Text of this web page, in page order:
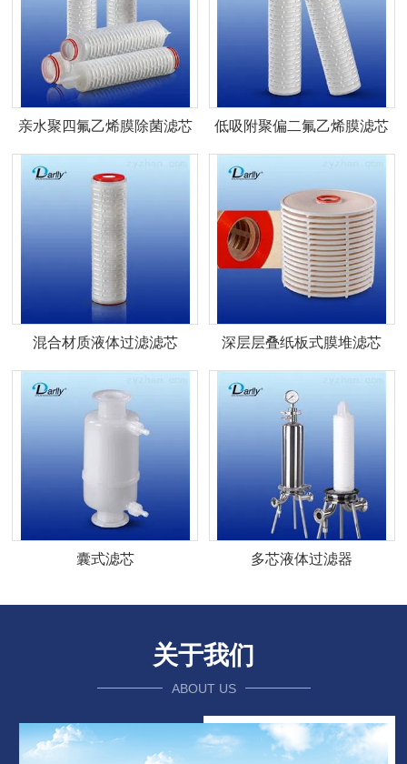
亲水聚四氟乙烯膜除菌滤芯 低吸附聚偏二氟乙烯膜滤芯
混合材质液体过滤滤芯 深层层叠纸板式膜堆滤芯
囊式滤芯 多芯液体过滤器
关于我们
ABOUT US